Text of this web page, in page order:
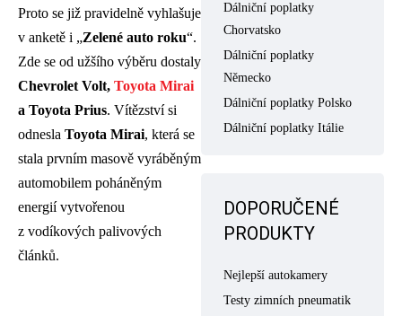
Proto se již pravidelně vyhlašuje
v anketě i „Zelené auto roku“.
Zde se od užšího výběru dostaly
Chevrolet Volt, Toyota Mirai
a Toyota Prius. Vítězství si
odnesla Toyota Mirai, která se
stala prvním masově vyráběným
automobilem poháněným
energií vytvořenou
z vodíkových palivových
článků.
Dálniční poplatky
Chorvatsko
Dálniční poplatky
Německo
Dálniční poplatky Polsko
Dálniční poplatky Itálie
DOPORUČENÉ
PRODUKTY
Nejlepší autokamery
Testy zimních pneumatik